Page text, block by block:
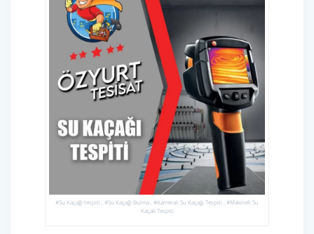
#Su Kaçağı tespiti , #Su Kaçağı Bulma , #Kameralı Su Kaçağı Tespiti , #Makineli Su
Kaçak Tespiti